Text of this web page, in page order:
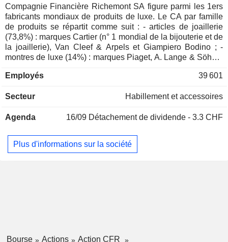
Compagnie Financière Richemont SA figure parmi les 1ers
fabricants mondiaux de produits de luxe. Le CA par famille
de produits se répartit comme suit : - articles de joaillerie
(73,8%) : marques Cartier (n° 1 mondial de la bijouterie et de
la joaillerie), Van Cleef & Arpels et Giampiero Bodino ; -
montres de luxe (14%) : marques Piaget, A. Lange & Söhne,
IWC Schaffhausen, Baume & Mercier et Roger Dubuis ; -
et vêtements sous les marques Montblanc, Chloé, Old
ventile entre distribution de détail (70,7%), distribution en
géographique du CA est la suivante : Suisse (3,2%), France
(5%), Royaume-Uni (3,8%), Europe (11,5%), Chine (18%),
Employés 39 601
Secteur Habillement et accessoires
Agenda 16/09 Détachement de dividende - 3.3 CHF
Plus d'informations sur la société
Bourse Actions
Action CFR